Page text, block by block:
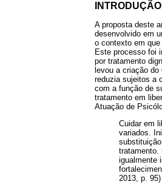
INTRODUÇÃO
A proposta deste
desenvolvido em
o contexto em
Este processo foi
por tratamento
levou a criação
reduzia sujeitos a
com a função de
tratamento em
Atuação de
Cuidar em
variados.
tratamento.
igualmente
2013, p. 95)